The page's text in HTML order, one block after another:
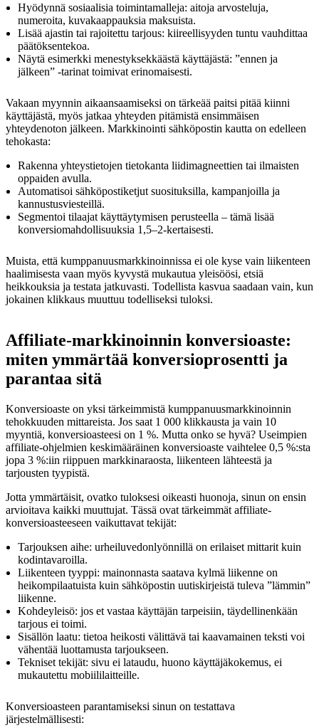
Hyödynnä sosiaalisia toimintamalleja: aitoja arvosteluja,
numeroita, kuvakaappauksia maksuista.
Lisää ajastin tai rajoitettu tarjous: kiireellisyyden tuntu vauhdittaa
päätöksentekoa.
Näytä esimerkki menestyksekkäästä käyttäjästä: ”ennen ja
jälkeen” -tarinat toimivat erinomaisesti.
Vakaan myynnin aikaansaamiseksi on tärkeää paitsi pitää kiinni
käyttäjästä, myös jatkaa yhteyden pitämistä ensimmäisen
yhteydenoton jälkeen. Markkinointi sähköpostin kautta on edelleen
tehokasta:
Rakenna yhteystietojen tietokanta liidimagneettien tai ilmaisten
oppaiden avulla.
Automatisoi sähköpostiketjut suosituksilla, kampanjoilla ja
kannustusviesteillä.
Segmentoi tilaajat käyttäytymisen perusteella – tämä lisää
konversiomahdollisuuksia 1,5–2-kertaisesti.
Muista, että kumppanuusmarkkinoinnissa ei ole kyse vain liikenteen
haalimisesta vaan myös kyvystä mukautua yleisöösi, etsiä
heikkouksia ja testata jatkuvasti. Todellista kasvua saadaan vain, kun
jokainen klikkaus muuttuu todelliseksi tuloksi.
Affiliate-markkinoinnin konversioaste:
miten ymmärtää konversioprosentti ja
parantaa sitä
Konversioaste on yksi tärkeimmistä kumppanuusmarkkinoinnin
tehokkuuden mittareista. Jos saat 1 000 klikkausta ja vain 10
myyntiä, konversioasteesi on 1 %. Mutta onko se hyvä? Useimpien
affiliate-ohjelmien keskimääräinen konversioaste vaihtelee 0,5 %:sta
jopa 3 %:iin riippuen markkinaraosta, liikenteen lähteestä ja
tarjousten tyypistä.
Jotta ymmärtäisit, ovatko tuloksesi oikeasti huonoja, sinun on ensin
arvioitava kaikki muuttujat. Tässä ovat tärkeimmät affiliate-
konversioasteeseen vaikuttavat tekijät:
Tarjouksen aihe: urheiluvedonlyönnillä on erilaiset mittarit kuin
kodintavaroilla.
Liikenteen tyyppi: mainonnasta saatava kylmä liikenne on
heikompilaatuista kuin sähköpostin uutiskirjeistä tuleva ”lämmin”
liikenne.
Kohdeyleisö: jos et vastaa käyttäjän tarpeisiin, täydellinenkään
tarjous ei toimi.
Sisällön laatu: tietoa heikosti välittävä tai kaavamainen teksti voi
vähentää luottamusta tarjoukseen.
Tekniset tekijät: sivu ei lataudu, huono käyttäjäkokemus, ei
mukautettu mobiililaitteille.
Konversioasteen parantamiseksi sinun on testattava
järjestelmällisesti: